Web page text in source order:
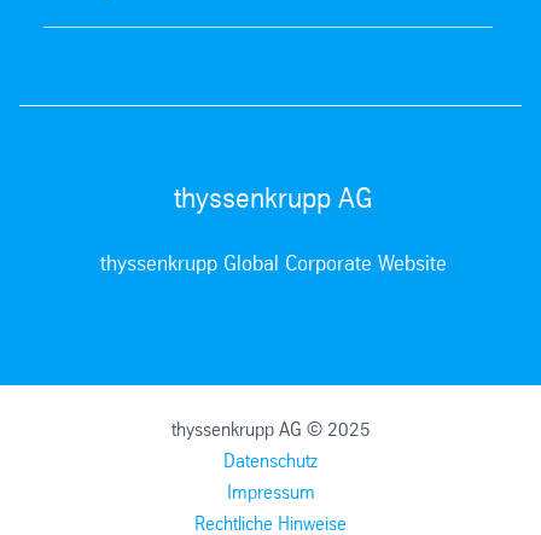
thyssenkrupp AG
thyssenkrupp Global Corporate Website
thyssenkrupp AG © 2025
Datenschutz
Impressum
Rechtliche Hinweise